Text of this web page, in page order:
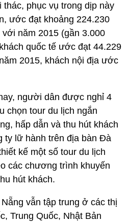
thác, phục vụ trong dịp này
ước đạt khoảng 224.230
năm 2015 (gần 3.000
quốc tế ước đạt 44.229
2015, khách nội địa ước
người dân được nghỉ 4
chọn tour du lịch ngắn
hấp dẫn và thu hút khách
ty lữ hành trên địa bàn Đà
kế một số tour du lịch
các chương trình khuyến
hút khách.
vẫn tập trung ở các thị
Trung Quốc, Nhật Bản